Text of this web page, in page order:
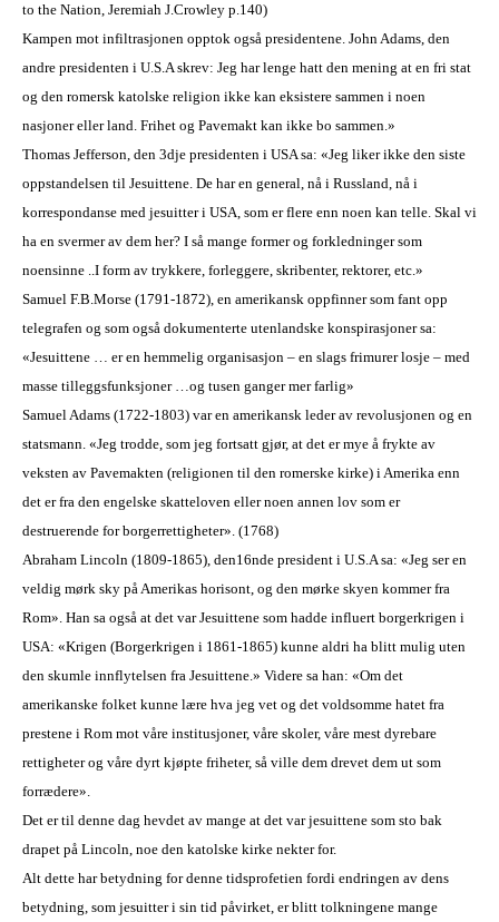
to the Nation, Jeremiah J.Crowley p.140)
Kampen mot infiltrasjonen opptok også presidentene. John Adams, den
andre presidenten i U.S.A skrev: Jeg har lenge hatt den mening at en fri stat
og den romersk katolske religion ikke kan eksistere sammen i noen
nasjoner eller land. Frihet og Pavemakt kan ikke bo sammen.»
Thomas Jefferson, den 3dje presidenten i USAsa: «Jeg liker ikke den siste
oppstandelsen til Jesuittene. De har en general, nå i Russland, nå i
korrespondanse med jesuitter i USA, som er flere enn noen kan telle. Skal vi
ha en svermer av dem her? I så mange former og forkledninger som
noensinne ..I form av trykkere, forleggere, skribenter, rektorer, etc.»
Samuel F.B.Morse (1791-1872), en amerikansk oppfinner som fant opp
telegrafen og som også dokumenterte utenlandske konspirasjoner sa:
«Jesuittene … er en hemmelig organisasjon – en slags frimurer losje – med
masse tilleggsfunksjoner…og tusen ganger mer farlig»
Samuel Adams (1722-1803) var en amerikansk leder av revolusjonen og en
statsmann. «Jeg trodde, som jeg fortsatt gjør, at det er mye å frykte av
veksten av Pavemakten (religionen til den romerske kirke) i Amerika enn
det er fra den engelske skatteloven eller noen annen lov som er
destruerende for borgerrettigheter». (1768)
Abraham Lincoln (1809-1865), den16nde president i U.S.Asa: «Jeg ser en
veldig mørk sky på Amerikas horisont, og den mørke skyen kommer fra
Rom». Han sa også at det var Jesuittene som hadde influert borgerkrigen i
USA: «Krigen (Borgerkrigen i 1861-1865) kunne aldri ha blitt mulig uten
den skumle innflytelsen fra Jesuittene.» Videre sa han: «Om det
amerikanske folket kunne lære hva jeg vet og det voldsomme hatet fra
prestene i Rom mot våre institusjoner, våre skoler, våre mest dyrebare
rettigheter og våre dyrt kjøpte friheter, så ville dem drevet dem ut som
forrædere».
Det er til denne dag hevdet av mange at det var jesuittene som sto bak
drapet på Lincoln, noe den katolske kirke nekter for.
Alt dette har betydning for denne tidsprofetien fordi endringen av dens
betydning, som jesuitter i sin tid påvirket, er blitt tolkningene mange